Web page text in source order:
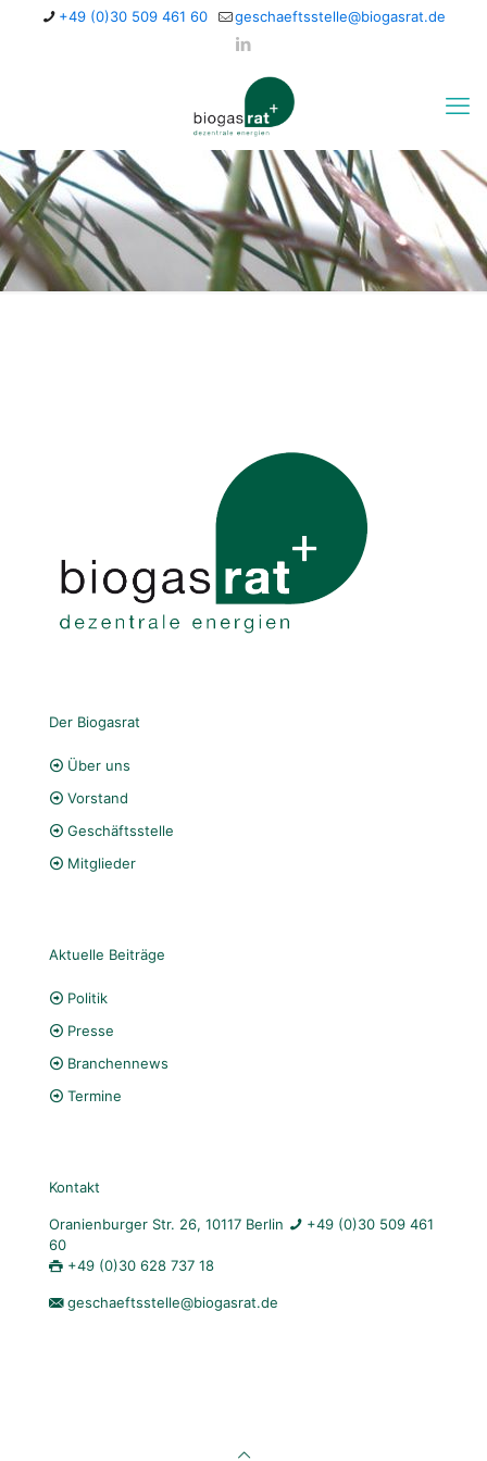
+49 (0)30 509 461 60 geschaeftsstelle@biogasrat.de
Der Biogasrat
Über uns
Vorstand
Geschäftsstelle
Mitglieder
Aktuelle Beiträge
Politik
Presse
Branchennews
Termine
Kontakt
Oranienburger Str. 26, 10117 Berlin
+49 (0)30 509 461
60
+49 (0)30 628 737 18
geschaeftsstelle@biogasrat.de